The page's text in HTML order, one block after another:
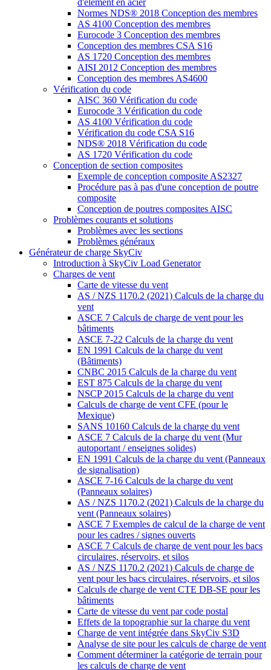
d'élément en acier
Normes NDS® 2018 Conception des membres
AS 4100 Conception des membres
Eurocode 3 Conception des membres
Conception des membres CSA S16
AS 1720 Conception des membres
AISI 2012 Conception des membres
Conception des membres AS4600
Vérification du code
AISC 360 Vérification du code
Eurocode 3 Vérification du code
AS 4100 Vérification du code
Vérification du code CSA S16
NDS® 2018 Vérification du code
AS 1720 Vérification du code
Conception de section composites
Exemple de conception composite AS2327
Procédure pas à pas d'une conception de poutre
composite
Conception de poutres composites AISC
Problèmes courants et solutions
Problèmes avec les sections
Problèmes généraux
Générateur de charge SkyCiv
Introduction à SkyCiv Load Generator
Charges de vent
Carte de vitesse du vent
AS / NZS 1170.2 (2021) Calculs de la charge du
vent
ASCE 7 Calculs de charge de vent pour les
bâtiments
ASCE 7-22 Calculs de la charge du vent
EN 1991 Calculs de la charge du vent
(Bâtiments)
CNBC 2015 Calculs de la charge du vent
EST 875 Calculs de la charge du vent
NSCP 2015 Calculs de la charge du vent
Calculs de charge de vent CFE (pour le
Mexique)
SANS 10160 Calculs de la charge du vent
ASCE 7 Calculs de la charge du vent (Mur
autoportant / enseignes solides)
EN 1991 Calculs de la charge du vent (Panneaux
de signalisation)
ASCE 7-16 Calculs de la charge du vent
(Panneaux solaires)
AS / NZS 1170.2 (2021) Calculs de la charge du
vent (Panneaux solaires)
ASCE 7 Exemples de calcul de la charge de vent
pour les cadres / signes ouverts
ASCE 7 Calculs de charge de vent pour les bacs
circulaires, réservoirs, et silos
AS / NZS 1170.2 (2021) Calculs de charge de
vent pour les bacs circulaires, réservoirs, et silos
Calculs de charge de vent CTE DB-SE pour les
bâtiments
Carte de vitesse du vent par code postal
Effets de la topographie sur la charge du vent
Charge de vent intégrée dans SkyCiv S3D
Analyse de site pour les calculs de charge de vent
Comment déterminer la catégorie de terrain pour
les calculs de charge de vent